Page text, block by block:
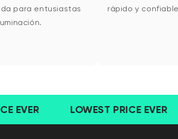
para entusiastas
rápido y